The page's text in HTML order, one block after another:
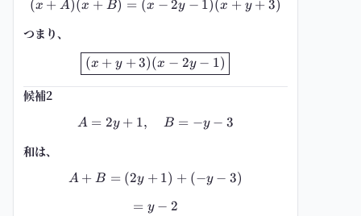
(x+A)(x+B)=(x-2y-1)(x+y+3)
(x + A)(x + B) = (x − 2y − 1)(x + y + 3)
つまり、
\boxed{(x+y+3)(x-2y-1)}
(x + y +3)(x − 2y − 1)
候補2
A=2y+1,\quad B=-y-3
A = 2y + 1, B = −y − 3
和は、
A+B=(2y+1)+(-y-3)
A + B = (2y + 1) + (−y − 3)
=y-2
= y − 2